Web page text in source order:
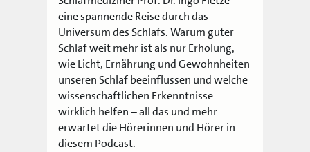
eine spannende Reise durch das
Universum des Schlafs. Warum guter
Schlaf weit mehr ist als nur Erholung,
wie Licht, Ernährung und Gewohnheiten
unseren Schlaf beeinflussen und welche
wissenschaftlichen Erkenntnisse
wirklich helfen – all das und mehr
erwartet die Hörerinnen und Hörer in
diesem Podcast.